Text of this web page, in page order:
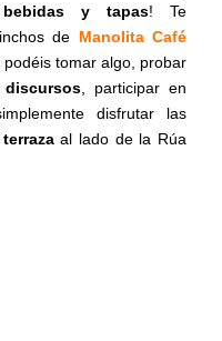
y tapas! Te
de Manolita Café
tomar algo, probar
discursos, participar en
disfrutar las
terrazaal lado de la Rúa